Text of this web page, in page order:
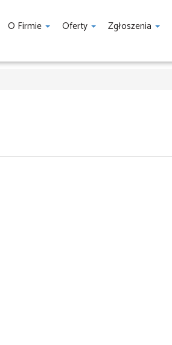
O Firmie Oferty Zgłoszenia